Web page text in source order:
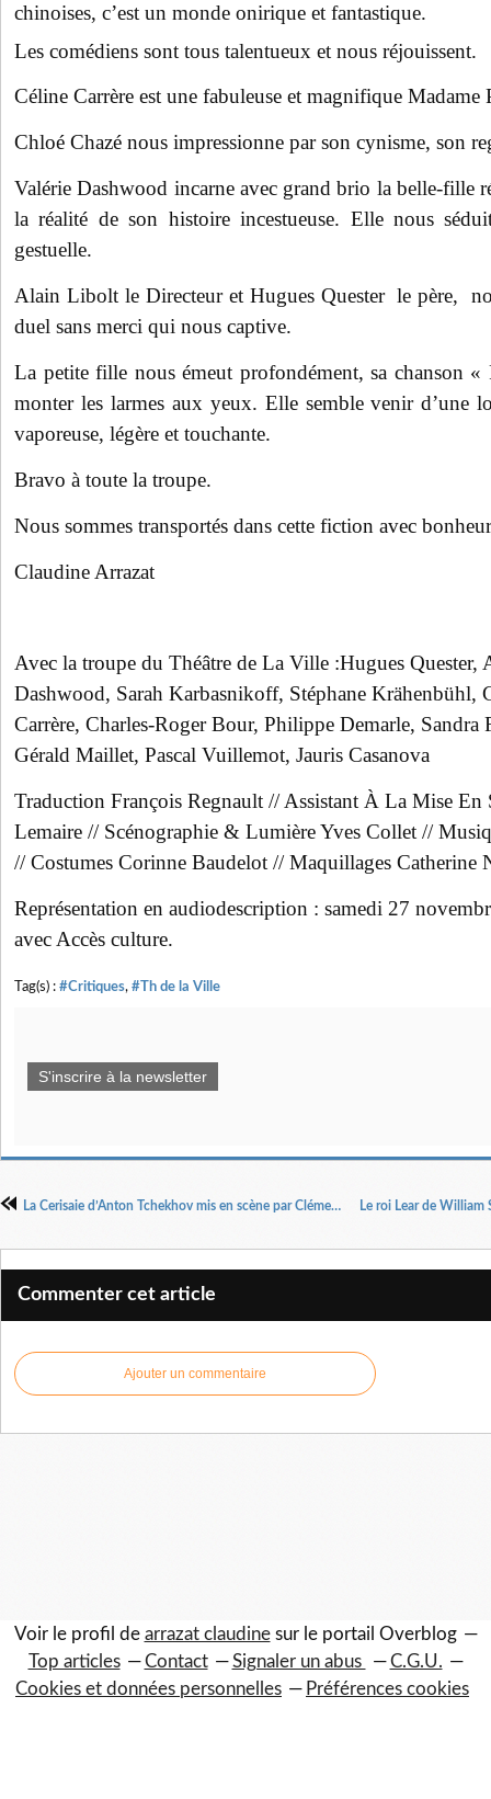
chinoises, c’est un monde onirique et fantastique.
Les comédiens sont tous talentueux et nous réjouissent.
Céline Carrère est une fabuleuse et magnifique Madame
Chloé Chazé nous impressionne par son cynisme, son
Valérie Dashwood incarne avec grand brio la belle-fille
la réalité de son histoire incestueuse. Elle nous
gestuelle.
Alain Libolt le Directeur et Hugues Quester le père,
duel sans merci qui nous captive.
La petite fille nous émeut profondément, sa chanson
monter les larmes aux yeux. Elle semble venir d’une
vaporeuse, légère et touchante.
Bravo à toute la troupe.
Nous sommes transportés dans cette fiction avec
Claudine Arrazat
Avec la troupe du Théâtre de La Ville :Hugues
Dashwood, Sarah Karbasnikoff, Stéphane Krähenbühl,
Carrère, Charles-Roger Bour, Philippe Demarle, Sandra
Gérald Maillet, Pascal Vuillemot, Jauris Casanova
Traduction François Regnault // Assistant À La Mise En
Lemaire // Scénographie & Lumière Yves Collet //
// Costumes Corinne Baudelot // Maquillages Catherine
Représentation en audiodescription : samedi 27
avec Accès culture.
Tag(s) : #Critiques, #Th de la Ville
S'inscrire à la newsletter
La Cerisaie d’Anton Tchekhov mis en scène par Clément Hervieu-Léger
Commenter cet article
Ajouter un commentaire
Voir le profil de arrazat claudinesur le portail Overblog
Top articles
Contact Signaler un abus
C.G.U.
Cookies et données personnelles
Préférences cookies